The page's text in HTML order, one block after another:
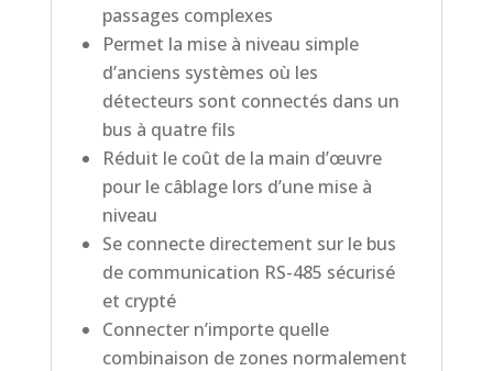
passages complexes
Permet la mise à niveau simple
d’anciens systèmes où les
détecteurs sont connectés dans un
bus à quatre fils
Réduit le coût de la main d’œuvre
pour le câblage lors d’une mise à
niveau
Se connecte directement sur le bus
de communication RS-485 sécurisé
et crypté
Connecter n’importe quelle
combinaison de zones normalement